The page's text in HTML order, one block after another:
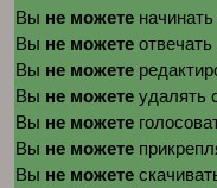
Вы не можете
Вы не можете
Вы не можете
Вы не можете удалять
Вы не можете
Вы не можете
Вы не можете